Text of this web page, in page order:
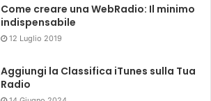
Come creare una WebRadio: Il minimo
indispensabile
12 Luglio 2019
Aggiungi la Classifica iTunes sulla Tua
Radio